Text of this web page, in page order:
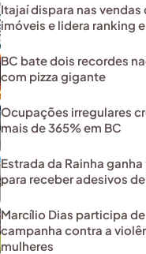
Itajaí dispara nas vendas
imóveis e lidera ranking
BC bate dois recordes
com pizza gigante
Ocupações irregulares
mais de 365% em BC
Estrada da Rainha
para receber adesivos
Marcílio Dias participa de
campanha contra a
mulheres